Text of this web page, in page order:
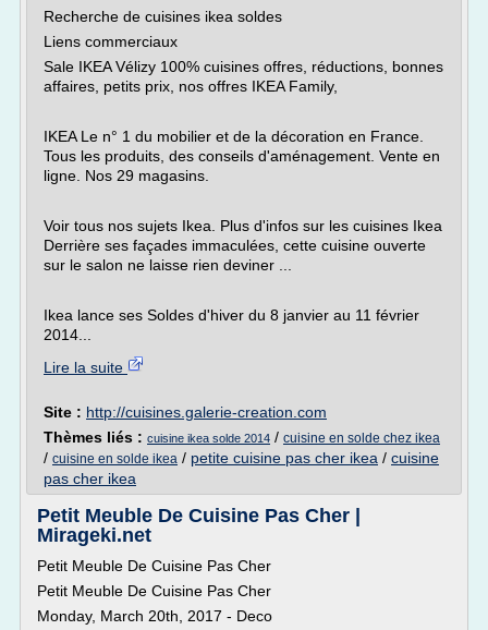
Recherche de cuisines ikea soldes
Liens commerciaux
Sale IKEA Vélizy 100% cuisines offres, réductions, bonnes
affaires, petits prix, nos offres IKEA Family,
IKEA Le n° 1 du mobilier et de la décoration en France.
Tous les produits, des conseils d'aménagement. Vente en
ligne. Nos 29 magasins.
Voir tous nos sujets Ikea. Plus d'infos sur les cuisines Ikea
Derrière ses façades immaculées, cette cuisine ouverte
sur le salon ne laisse rien deviner ...
Ikea lance ses Soldes d'hiver du 8 janvier au 11 février
2014...
Lire la suite
Site : http://cuisines.galerie-creation.com
Thèmes liés : cuisine ikea solde 2014 / cuisine en solde chez ikea
/ cuisine en solde ikea / petite cuisine pas cher ikea / cuisine
pas cher ikea
Petit Meuble De Cuisine Pas Cher |
Mirageki.net
Petit Meuble De Cuisine Pas Cher
Petit Meuble De Cuisine Pas Cher
Monday, March 20th, 2017 - Deco